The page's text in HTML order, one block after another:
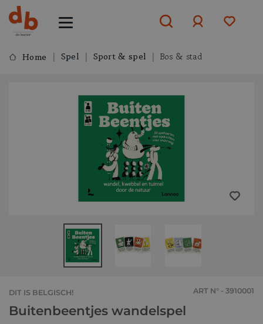
ofaanmelden
Home Spel Sport & spel Bos & stad
DIT IS BELGISCH! ART N° - 3910001
Buitenbeentjes wandelspel